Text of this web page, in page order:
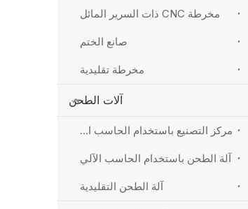
مخرطة CNC ذات السرير المائل
صانع الختم
مخرطة تقليدية
آلات الطحن
مركز التصنيع باستخدام الحاسب الآلي العمودي
آلة الطحن باستخدام الحاسب الآلي
آلة الطحن التقليدية